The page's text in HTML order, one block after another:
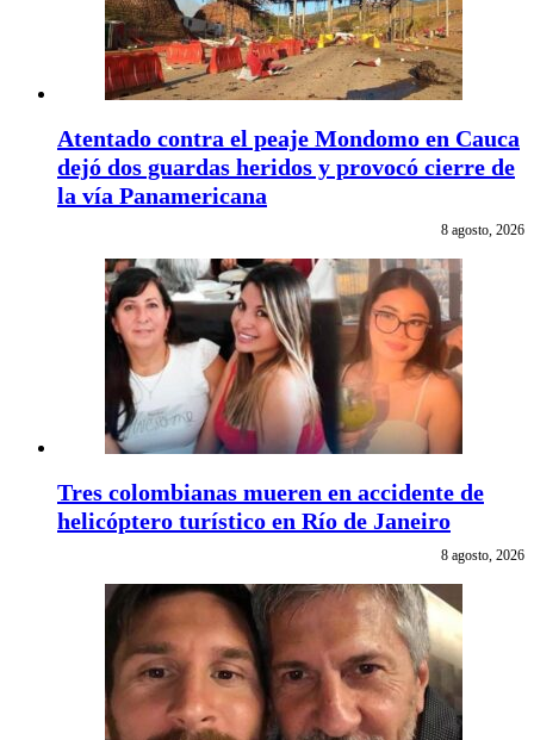
Atentado contra el peaje Mondomo en Cauca
dejó dos guardas heridos y provocó cierre de
la vía Panamericana
8 agosto, 2026
Tres colombianas mueren en accidente de
helicóptero turístico en Río de Janeiro
8 agosto, 2026